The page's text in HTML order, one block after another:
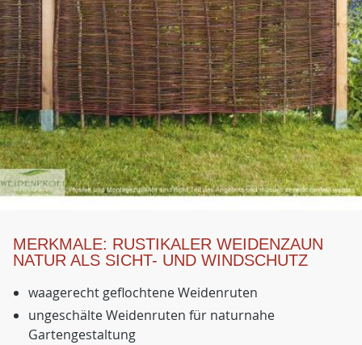
MERKMALE: RUSTIKALER WEIDENZAUN
NATUR ALS SICHT- UND WINDSCHUTZ
waagerecht geflochtene Weidenruten
ungeschälte Weidenruten für naturnahe
Gartengestaltung